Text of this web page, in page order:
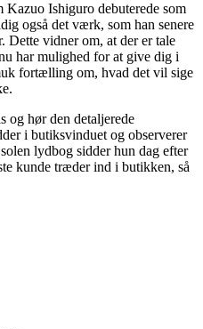
Ishiguro debuterede som
også det værk, som han senere
Dette vidner om, at der er tale
har mulighed for at give dig i
fortælling om, hvad det vil sige
og hør den detaljerede
i butiksvinduet og observerer
lydbog sidder hun dag efter
kunde træder ind i butikken, så